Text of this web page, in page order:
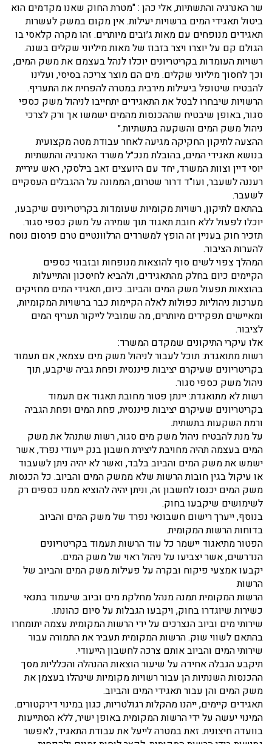
שר האנרגיה והתשתיות, אלי כהן : "מטרת החוק שאנו מקדמים הוא
ביטול תאגידי המים ברשויות יעילות. אין מקום במשק לעשרות
תאגידים מנופחים עם מאות ג׳ובים מיותרים. זהו מקרה קלאסי בו
הגולם קם על יוצרו ויצר בזבוז של מאות מיליוני שקלים בשנה.
רשויות העומדות בקריטריונים יוכלו לנהל בעצמם את משק המים,
וכך לחסוך מיליוני שקלים. מים הם מוצר צריכה בסיסי, ועלינו
להבטיח שיטופל ביעילות מירבית במטרה להפחית את התעריף.
הרשויות שיבחרו לבטל את התאגידים יתחייבו לניהול משק כספי
סגור, באופן שיבטיח שההכנסות מהמים ישמשו אך ורק לצרכי
ניהול משק המים והשקעה בתשתיות.״
ההצעה לתיקון החקיקה מגיעה לאחר עבודת מטה מקצועית
בנושא תאגידי המים, בהובלת מנכ״ל משרד האנרגיה והתשתיות
יוסי דיין וצוות המשרד, יחד עם היועצים זאב בילסקי, ראש עיריית
רעננה לשעבר, ועו"ד דרור שטרום, הממונה על ההגבלים העסקיים
לשעבר.
בהתאם לתיקון, רשויות מקומיות שעומדות בקריטריונים שיקבעו,
יוכלו לפעול ללא חובת תאגוד תוך שמירה על משק כספי סגור.
תזכיר חוק בעניין זה הופץ למשרדים הרלוונטיים טרם פרסום נוסח
להערות הציבור.
המהלך צפוי לשים סוף להוצאות מנופחות ובזבוזי כספים
הקיימים כיום בחלק מהתאגידים, ולהביא לחיסכון והתייעלות
בהוצאות תפעול משק המים והביוב. כיום, תאגידי המים מחזיקים
מערכות ניהוליות כפולות לאלה הקיימות כבר ברשויות המקומיות,
ומאיישים תפקידים מיותרים, מה שמוביל לייקור תעריף המים
לציבור.
אלו עיקרי התיקונים שמקדם המשרד:
רשות מתואגדת: תוכל לעבור לניהול משק מים עצמאי, אם תעמוד
בקריטריונים שעיקרם יציבות פיננסית ופחת גביה שיקבע, תוך
ניהול משק כספי סגור.
רשות לא מתואגדת: יינתן פטור מחובת תאגוד אם תעמוד
בקריטריונים שעיקרם יציבות פיננסית, פחת המים ופחת הגביה
ורמת השקעות בתשתית.
על מנת להבטיח ניהול משק מים סגור, רשות שתנהל את משק
המים בעצמה תהיה מחויבת ליצירת חשבון בנק ייעודי נפרד, אשר
ישמש את משק המים והביוב בלבד, ואשר לא יהיה ניתן לשעבוד
או עיקול בגין חובות הרשות שלא ממשק המים והביוב. כל הכנסות
משק המים יכנסו לחשבון זה, וניתן יהיה להוציא ממנו כספים רק
לשימושים שיקבעו בחוק.
בנוסף, ייערך רישום חשבונאי נפרד של משק המים והביוב
בדוחות הרשות המקומית.
הפטור מתיאגוד יישמר כל עוד הרשות תעמוד בקריטריונים
הנדרשים, אשר יצביעו על ניהול ראוי של משק המים.
יקבעו אמצעי פיקוח ובקרה על פעילות משק המים והביוב של
הרשות
הרשות המקומית תמנה מנהל מחלקת מים וביוב שיעמוד בתנאי
כשירות שיוגדרו בחוק, ויקבעו הגבלות על סיום כהונתו.
שירותי מים וביוב הנצרכים על ידי הרשות המקומית עצמה יתומחרו
בהתאם לשווי שוק. הרשות המקומית תעביר את התמורה עבור
שירותי המים והביוב אותם צרכה לחשבון הייעודי.
תיקבע הגבלה אחידה על שיעור הוצאות ההנהלה והכלליות מסך
ההכנסות השנתיות הן עבור רשויות מקומיות שינהלו בעצמן את
משק המים והן עבור תאגידי המים והביוב.
תאגידים קיימים, ייהנו מהקלות רגולטריות, כגון במינוי דירקטורים.
המינוי יעשה על ידי הרשות המקומית באופן ישיר, ללא הסתייעות
בוועדה חיצונית. זאת במטרה לייעל את עבודת התאגיד, לאפשר